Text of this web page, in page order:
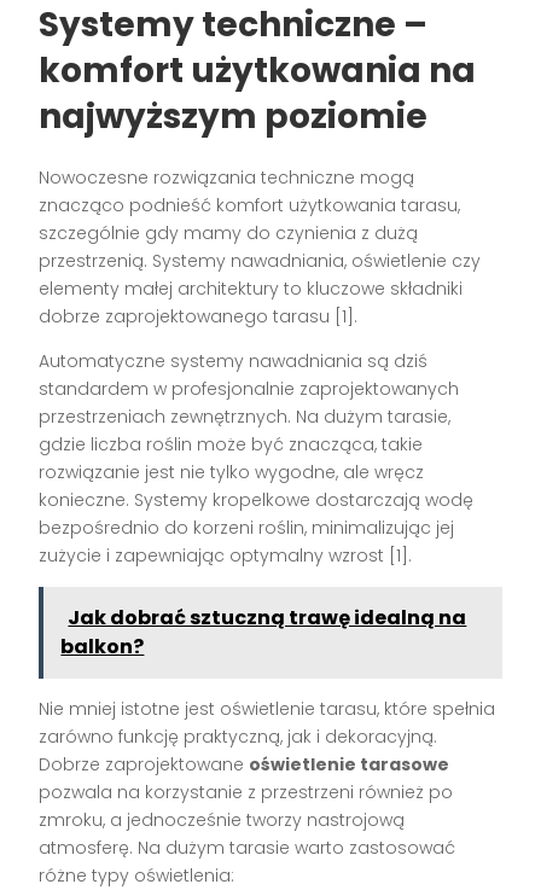
Systemy techniczne –
komfort użytkowania na
najwyższym poziomie
Nowoczesne rozwiązania techniczne mogą
znacząco podnieść komfort użytkowania tarasu,
szczególnie gdy mamy do czynienia z dużą
przestrzenią. Systemy nawadniania, oświetlenie czy
elementy małej architektury to kluczowe składniki
dobrze zaprojektowanego tarasu [1].
Automatyczne systemy nawadniania są dziś
standardem w profesjonalnie zaprojektowanych
przestrzeniach zewnętrznych. Na dużym tarasie,
gdzie liczba roślin może być znacząca, takie
rozwiązanie jest nie tylko wygodne, ale wręcz
konieczne. Systemy kropelkowe dostarczają wodę
bezpośrednio do korzeni roślin, minimalizując jej
zużycie i zapewniając optymalny wzrost [1].
Jak dobrać sztuczną trawę idealną na
balkon?
Nie mniej istotne jest oświetlenie tarasu, które spełnia
zarówno funkcję praktyczną, jak i dekoracyjną.
Dobrze zaprojektowane oświetlenie tarasowe
pozwala na korzystanie z przestrzeni również po
zmroku, a jednocześnie tworzy nastrojową
atmosferę. Na dużym tarasie warto zastosować
różne typy oświetlenia: